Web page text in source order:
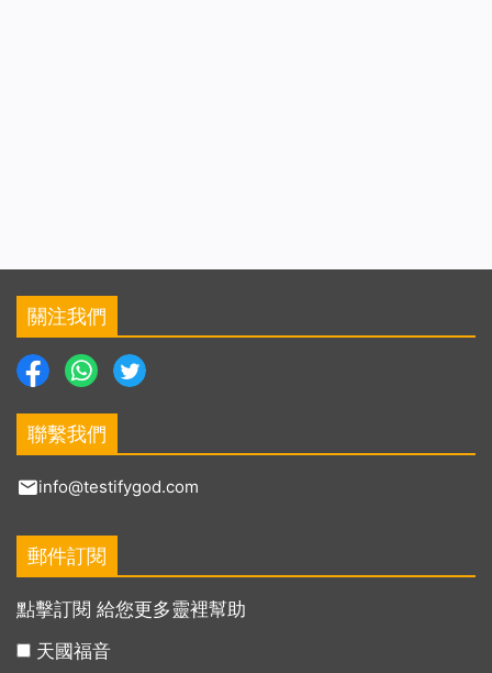
關注我們
聯繫我們
info@testifygod.com
郵件訂閱
點擊訂閱 給您更多靈裡幫助
天國福音